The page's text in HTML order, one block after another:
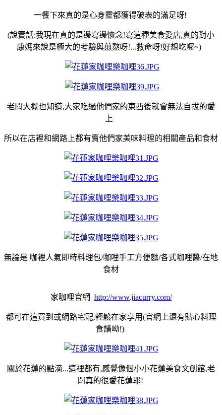
一餐下來真的是心身靈都獲得破表的滿足呀!
(說實話:我現在真的是邊寫邊懷念!寫這種美食愛店,真的對小
康媽來說是極大的考驗與煎熬呀!...救命呀!好想吃喔~)
老闆大概也知道,大家吃過他們家的東西後就會無法自拔的愛
上
所以在店裡和網路上都有賣他們家美味料理的相關產品和食材
無論是 咖裡人氣即時料理包/咖哩手工方便麵/各式咖哩醬/在地
食材
家咖哩官網 http://www.jiacurry.com/
都可在這買到或網路宅配,輕鬆在家享用(官網上還有貼心料理
食譜呦!)
關於花蓮的點滴...這裡都有,感覺像個小小花蓮美食文創館,老
闆真的很愛花蓮耶!